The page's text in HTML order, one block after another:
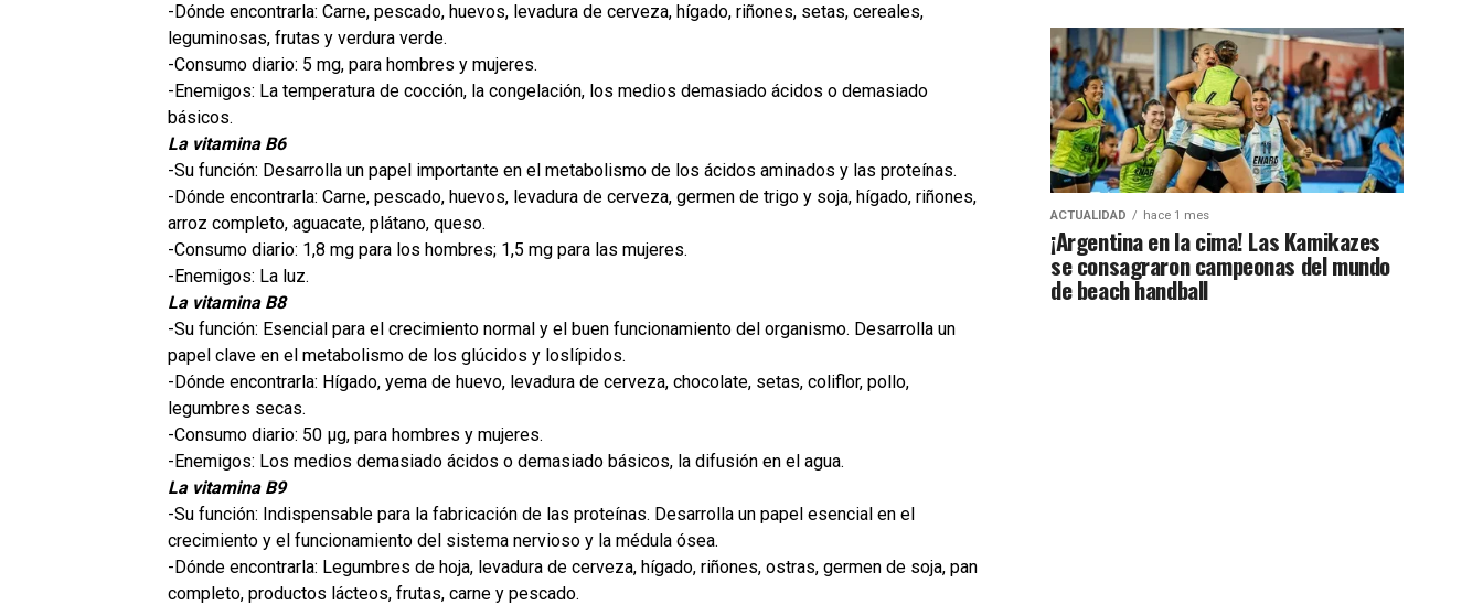
-Dónde encontrarla: Carne, pescado, huevos, levadura de cerveza, hígado, riñones, setas, cereales,
leguminosas, frutas y verdura verde.
-Consumo diario: 5 mg, para hombres y mujeres.
-Enemigos: La temperatura de cocción, la congelación, los medios demasiado ácidos o demasiado
básicos.
La vitamina B6
-Su función: Desarrolla un papel importante en el metabolismo de los ácidos aminados y las proteínas.
-Dónde encontrarla: Carne, pescado, huevos, levadura de cerveza, germen de trigo y soja, hígado, riñones,
arroz completo, aguacate, plátano, queso.
-Consumo diario: 1,8 mg para los hombres; 1,5 mg para las mujeres.
-Enemigos: La luz.
La vitamina B8
-Su función: Esencial para el crecimiento normal y el buen funcionamiento del organismo. Desarrolla un
papel clave en el metabolismo de los glúcidos y loslípidos.
-Dónde encontrarla: Hígado, yema de huevo, levadura de cerveza, chocolate, setas, coliflor, pollo,
legumbres secas.
-Consumo diario: 50 µg, para hombres y mujeres.
-Enemigos: Los medios demasiado ácidos o demasiado básicos, la difusión en el agua.
La vitamina B9
-Su función: Indispensable para la fabricación de las proteínas. Desarrolla un papel esencial en el
crecimiento y el funcionamiento del sistema nervioso y la médula ósea.
-Dónde encontrarla: Legumbres de hoja, levadura de cerveza, hígado, riñones, ostras, germen de soja, pan
completo, productos lácteos, frutas, carne y pescado.
ACTUALIDAD hace 1 mes
¡Argentina en la cima! Las Kamikazes
se consagraron campeonas del mundo
de beach handball